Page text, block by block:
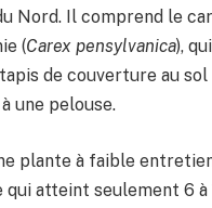
Nord. Il comprend le
(Carex pensylvanica),
de couverture au sol
une pelouse.
plante à faible
qui atteint seulement 6 à